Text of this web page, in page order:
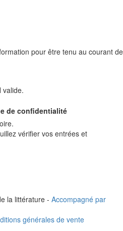
pour être tenu au courant de
valide.
de confidentialité
vérifier vos entrées et
la littérature - Accompagné par
générales de vente